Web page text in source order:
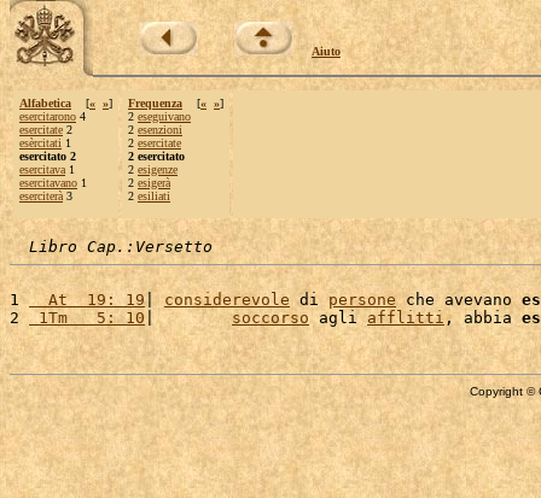
Aiuto
Alfabetica [« »]
esercitarono 4
esercitate 2
esèrcitati 1
esercitato 2
esercitava 1
esercitavano 1
eserciterà 3
Frequenza [« »]
2 eseguivano
2 esenzioni
2 esercitate
2 esercitato
2 esigenze
2 esigerà
2 esiliati
Libro Cap.:Versetto
1
  At  19: 19
| considerevole di persone che avevano
2
1Tm   5: 10 | soccorso agli afflitti , abbia
Copyright ©